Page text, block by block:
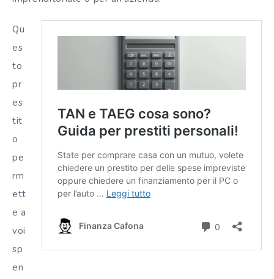
Qu
es
to
pr
es
tit
o
pe
rm
ett
e a
voi
sp
en